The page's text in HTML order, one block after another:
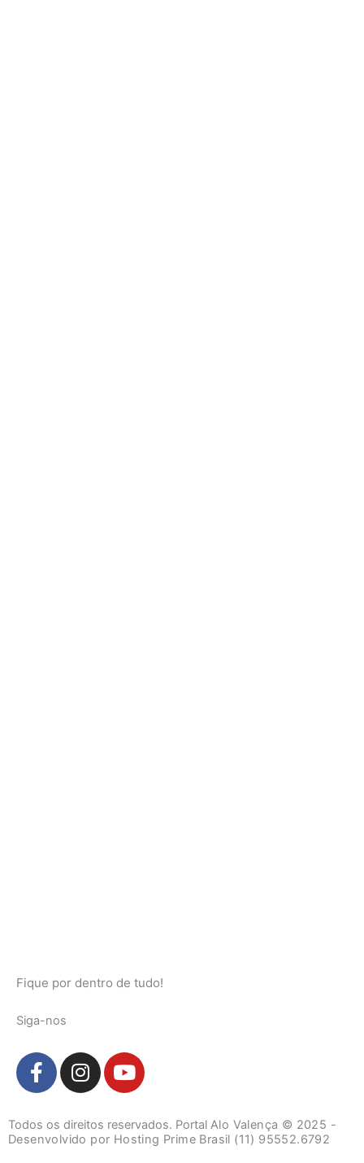
Fique por dentro de tudo!
Siga-nos
F
a
e
b
I
n
t
a
Y
o
t
u
Todos os direitos reservados. Portal Alo Valença © 2025 -
Desenvolvido por Hosting Prime Brasil (11) 95552.6792